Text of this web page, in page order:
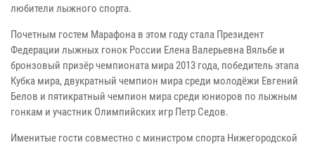
любители лыжного спорта.
Почетным гостем Марафона в этом году стала Президент
Федерации лыжных гонок России Елена Валерьевна Вяльбе и
бронзовый призёр чемпионата мира 2013 года, победитель этапа
Кубка мира, двукратный чемпион мира среди молодёжи Евгений
Белов и пятикратный чемпион мира среди юниоров по лыжным
гонкам и участник Олимпийских игр Петр Седов.
Именитые гости совместно с министром спорта Нижегородской